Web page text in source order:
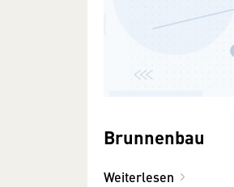
Brunnenbau
Weiterlesen